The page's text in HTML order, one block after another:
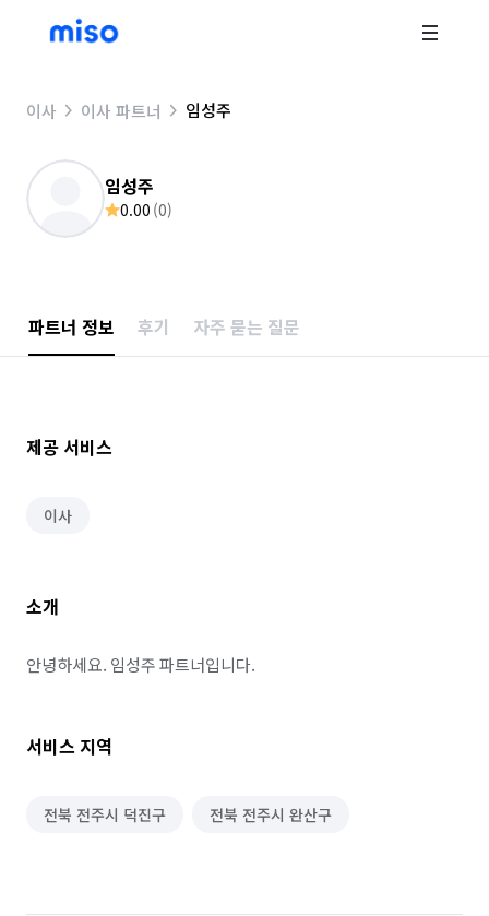
이사 이사 파트너 임성주
임성주
0.00 (0)
파트너 정보 후기 자주 묻는 질문
제공 서비스
이사
소개
안녕하세요. 임성주 파트너입니다.
서비스 지역
전북 전주시 덕진구 전북 전주시 완산구